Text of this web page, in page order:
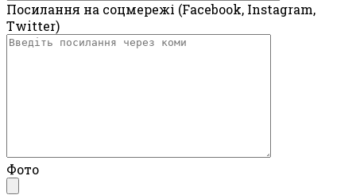
Посилання на соцмережі (Facebook, Instagram,
Twitter)
Фото